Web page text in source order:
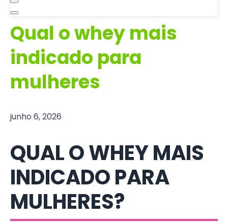
Qual o whey mais
indicado para
mulheres
junho 6, 2026
QUAL O WHEY MAIS
INDICADO PARA
MULHERES?